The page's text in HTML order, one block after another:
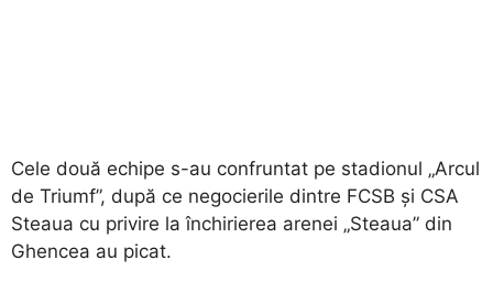
Cele două echipe s-au confruntat pe stadionul „Arcul
de Triumf”, după ce negocierile dintre FCSB și CSA
Steaua cu privire la închirierea arenei „Steaua” din
Ghencea au picat.